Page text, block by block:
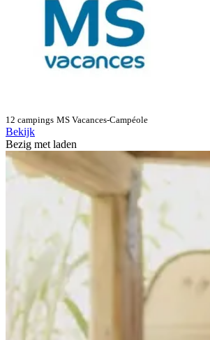
12 campings MS Vacances-Campéole
Bekijk
Bezig met laden